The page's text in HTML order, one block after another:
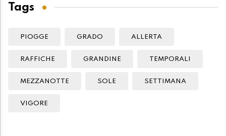
Tags
PIOGGE GRADO ALLERTA
RAFFICHE GRANDINE TEMPORALI
MEZZANOTTE SOLE SETTIMANA
VIGORE